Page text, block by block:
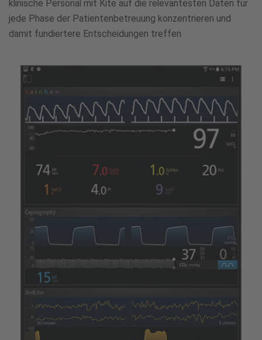
klinische Personal mit Kite auf die relevantesten Daten für
jede Phase der Patientenbetreuung konzentrieren und
damit fundiertere Entscheidungen treffen